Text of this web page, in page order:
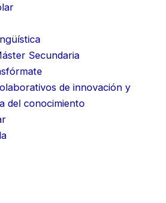
Secundaria
de innovación y
del conocimiento